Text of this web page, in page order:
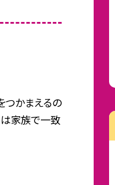
つかまえるの
は家族で一致